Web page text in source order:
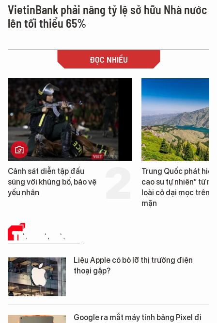
VietinBank phải nâng tỷ lệ sở hữu Nhà nước
lên tối thiểu 65%
ĐỌC NHIỀU
Cảnh sát diễn tập đấu
súng với khủng bố, bảo vệ
yếu nhân
Trung Quốc phát hiện
cao su tự nhiên” từ
loài cỏ dại mọc trên
mặn
TIN CÔNG NGHỆ
Liệu Apple có bỏ lỡ thị trường điện
thoại gập?
Google ra mắt máy tính bảng Pixel đi